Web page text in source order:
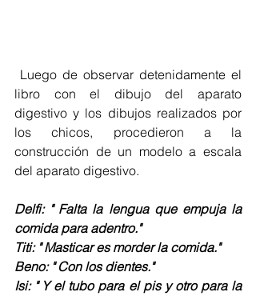
libro con el dibujo del aparato
digestivo y los dibujos realizados por
los chicos, procedieron a la
construcción de un modelo a escala
del aparato digestivo.
Delfi: " Falta la lengua que empuja la
comida para adentro."
Titi: " Masticar es morder la comida."
Beno: " Con los dientes."
Isi: " Y el tubo para el pis y otro para la